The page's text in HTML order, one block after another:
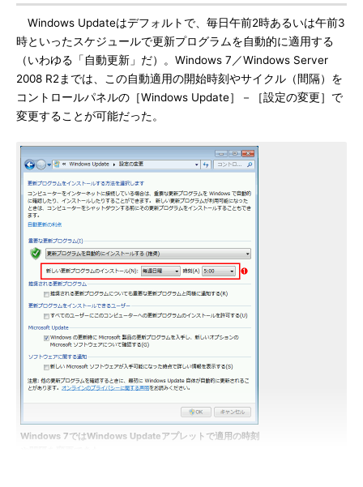
Windows Updateはデフォルトで、毎日午前2時あるいは午前3
時といったスケジュールで更新プログラムを自動的に適用する
（いわゆる「自動更新」だ）。Windows 7／Windows Server
2008 R2までは、この自動適用の開始時刻やサイクル（間隔）を
コントロールパネルの［Windows Update］－［設定の変更］で
変更することが可能だった。
Windows 7ではWindows Updateアプレットで適用の時刻